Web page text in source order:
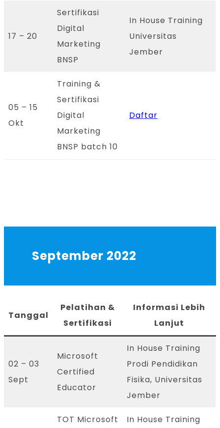
17 – 20
Sertifikasi
Digital
Marketing
BNSP
In House Training
Universitas
Jember
05 – 15
Okt
Training &
Sertifikasi
Digital
Marketing
BNSP batch 10
Daftar
September 2022
Tanggal
Pelatihan &
Sertifikasi
Informasi Lebih
Lanjut
02 – 03
Sept
Microsoft
Certified
Educator
In House Training
Prodi Pendidikan
Fisika, Universitas
Jember
TOT Microsoft In House Training